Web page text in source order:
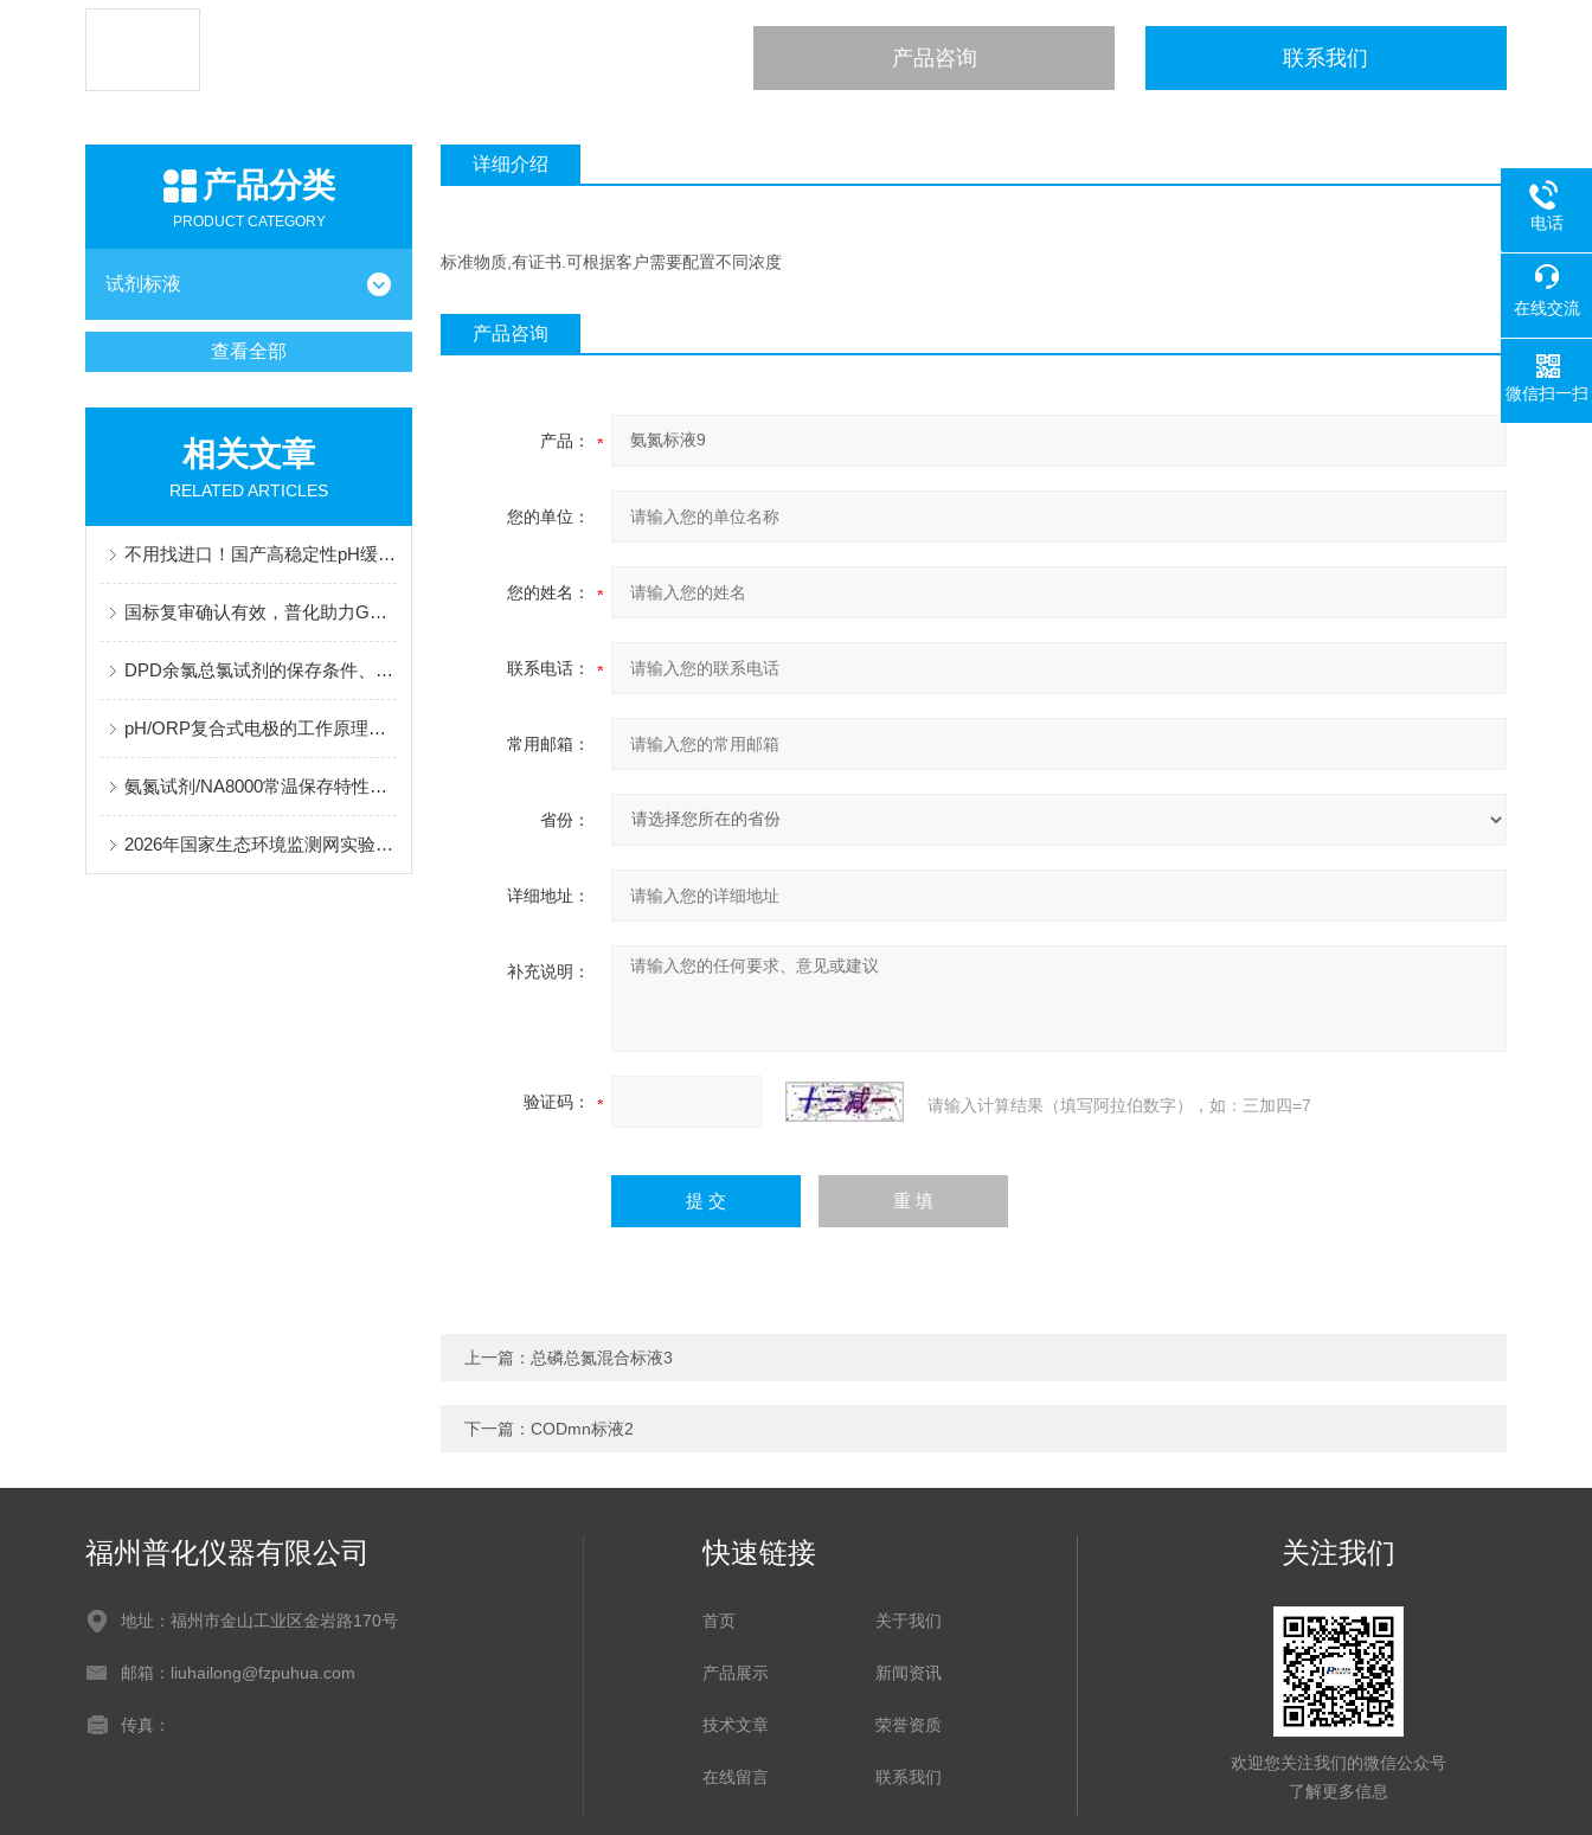
产品咨询 联系我们
产品分类
PRODUCT CATEGORY
试剂标液
查看全部
相关文章
RELATED ARTICLES
不用找进口！国产高稳定性pH缓冲液，适配梅特勒、哈希、雷磁全系设备
国标复审确认有效，普化助力GB 31570框架下炼油废水监测的合规性升级
DPD余氯总氯试剂的保存条件、有效期及稳定性研究
pH/ORP复合式电极的工作原理与结构解析
氨氮试剂/NA8000常温保存特性对降低运维成本的贡献分析
2026年国家生态环境监测网实验室能力考核全面启动
详细介绍
标准物质,有证书.可根据客户需要配置不同浓度
产品咨询
产品：
您的单位：
您的姓名：
联系电话：
常用邮箱：
省份：
详细地址：
补充说明：
验证码： 请输入计算结果（填写阿拉伯数字），如：三加四=7
上一篇： 总磷总氮混合标液3
下一篇： CODmn标液2
福州普化仪器有限公司
地址：福州市金山工业区金岩路170号
邮箱：liuhailong@fzpuhua.com
传真：
快速链接
首页 关于我们
产品展示 新闻资讯
技术文章 荣誉资质
在线留言 联系我们
关注我们
欢迎您关注我们的微信公众号
了解更多信息
电话
400-
在线交流
微信扫一扫